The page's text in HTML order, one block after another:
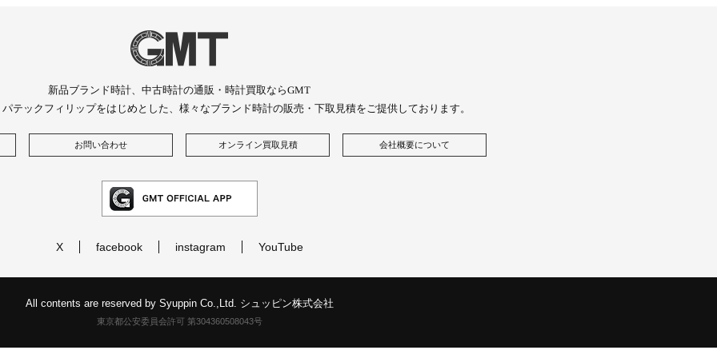
新品ブランド時計、中古時計の通販・時計買取ならGMT
テックフィリップをはじめとした、様々なブランド時計の販売・下取見積をご提供しております。
お問い合わせ オンライン買取見積 会社概要について
X facebook instagram YouTube
All contents are reserved by Syuppin Co.,Ltd. シュッピン株式会社
東京都公安委員会許可 第304360508043号